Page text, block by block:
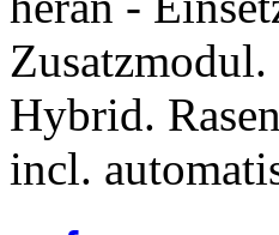
Hybrid.
incl.